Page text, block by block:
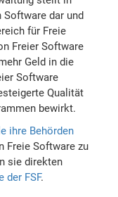
Software dar und
für Freie
Freier Software
Geld in die
Software
Qualität
bewirkt.
ihre Behörden
Freie Software zu
sie direkten
der FSF.